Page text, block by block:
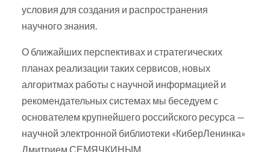
условия для создания и распространения
научного знания.
О ближайших перспективах и стратегических
планах реализации таких сервисов, новых
алгоритмах работы с научной информацией и
рекомендательных системах мы беседуем с
основателем крупнейшего российского ресурса —
научной электронной библиотеки «КиберЛенинка»
Дмитрием СЕМЯЧКИНЫМ.